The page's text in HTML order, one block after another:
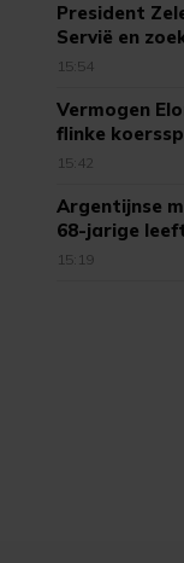
President
Servië en
15:54
Vermogen
flinke
15:42
Argentijnse
68-jarige
15:19